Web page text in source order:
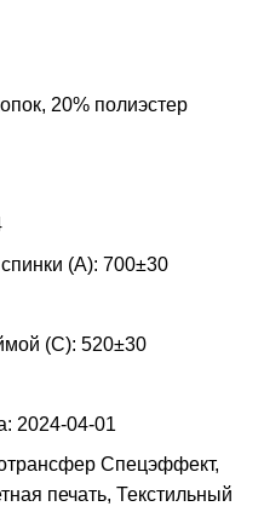
20% полиэстер
(A): 700±30
(С): 520±30
2024-04-01
Спецэффект,
печать, Текстильный